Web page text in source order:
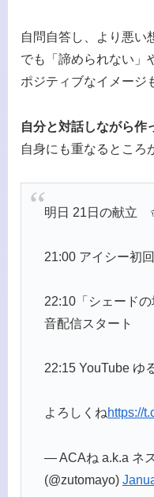
自問自答し、より悪
でも「諦められない」
ポジティブなイメージ
自分と対話しながら作
自身にも重なるところ
明日 21日の献立
21:00 アイシー初
22:10「シェードの
音配信スタート
22:15 YouTube ゆ
よろしくねhttps://
— ACAね a.k.a ネ
(@zutomayo)